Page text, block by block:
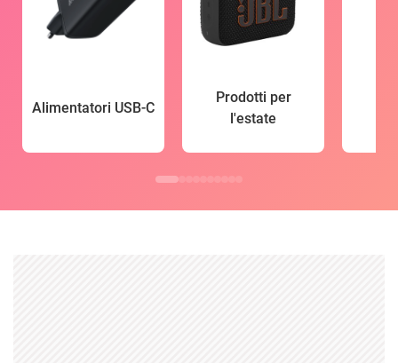
Alimentatori USB-C
Prodotti per
l'estate